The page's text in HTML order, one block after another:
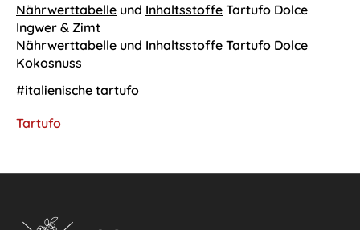
Nährwerttabelle und Inhaltsstoffe Tartufo Dolce
Ingwer & Zimt
Nährwerttabelle und Inhaltsstoffe Tartufo Dolce
Kokosnuss
#italienische tartufo
Tartufo